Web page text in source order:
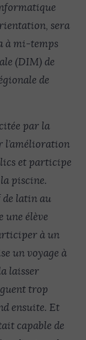
sera
à mi-temps
(DIM) de
de
par la
l’amélioration
et participe
piscine.
de latin au
une élève
à un
un voyage à
laisser
trop
ensuite. Et
capable de